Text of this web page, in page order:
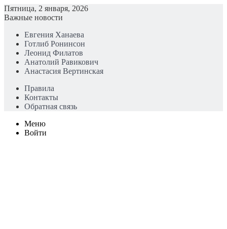
Пятница, 2 января, 2026
Важные новости
Евгения Ханаева
Готлиб Ронинсон
Леонид Филатов
Анатолий Равикович
Анастасия Вертинская
Правила
Контакты
Обратная связь
Меню
Войти